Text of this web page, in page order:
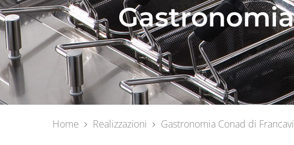
Home Realizzazioni Gastronomia Conad di